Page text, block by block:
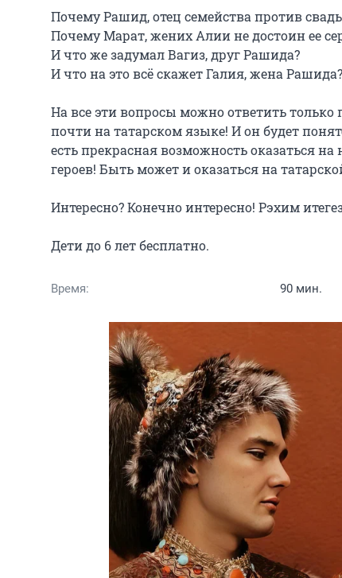
Почему Рашид, отец семейства против
Почему Марат, жених Алии не достоин ее
И что же задумал Вагиз, друг Рашида?
И что на это всё скажет Галия, жена Рашида?
На все эти вопросы можно ответить
почти на татарском языке! И он будет
есть прекрасная возможность оказаться
героев! Быть может и оказаться на
Интересно? Конечно интересно! Рэхим
Дети до 6 лет бесплатно.
Время: 90 мин.